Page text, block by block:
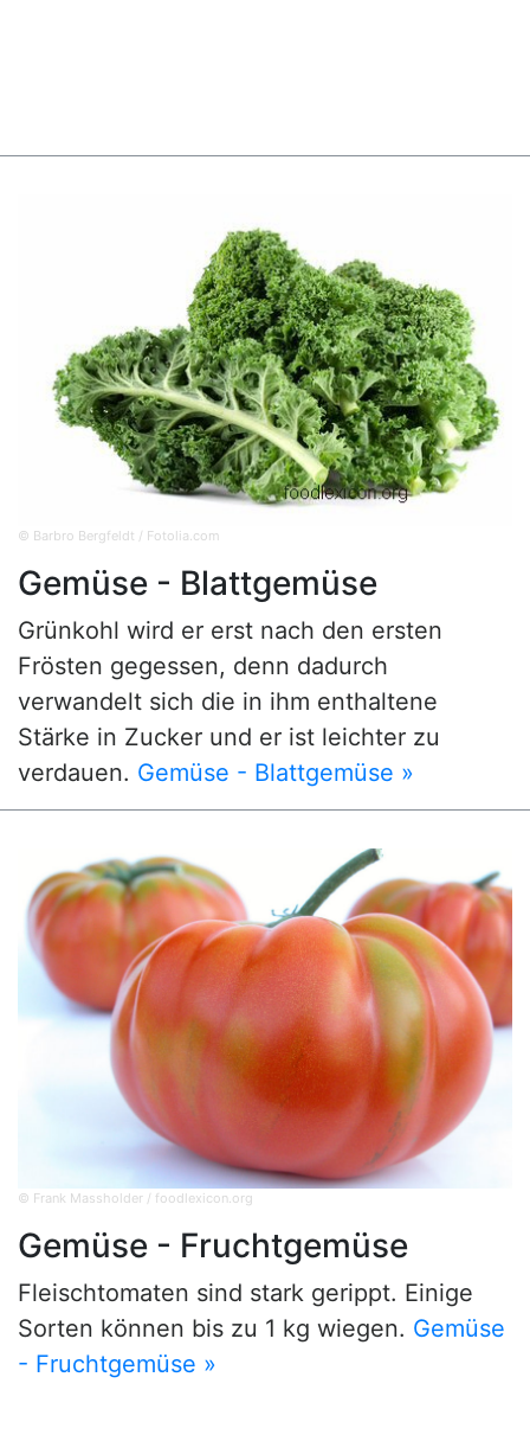
© Barbro Bergfeldt / Fotolia.com
Gemüse - Blattgemüse
Grünkohl wird er erst nach den ersten
Frösten gegessen, denn dadurch
verwandelt sich die in ihm enthaltene
Stärke in Zucker und er ist leichter zu
verdauen. Gemüse - Blattgemüse »
© Frank Massholder / foodlexicon.org
Gemüse - Fruchtgemüse
Fleischtomaten sind stark gerippt. Einige
Sorten können bis zu 1 kg wiegen. Gemüse
- Fruchtgemüse »